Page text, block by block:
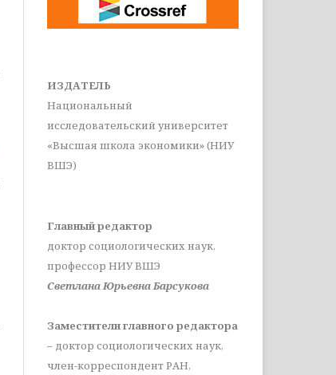
ИЗДАТЕЛЬ
Национальный
исследовательский университет
«Высшая школа экономики» (НИУ
ВШЭ)
Главный редактор
доктор социологических наук,
профессор НИУ ВШЭ
Светлана Юрьевна Барсукова
Заместители главного редактора
– доктор социологических наук,
член-корреспондент РАН,